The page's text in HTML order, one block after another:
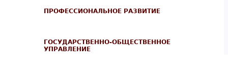
ПРОФЕССИОНАЛЬНОЕ РАЗВИТИЕ
ГОСУДАРСТВЕННО-ОБЩЕСТВЕННОЕ
УПРАВЛЕНИЕ